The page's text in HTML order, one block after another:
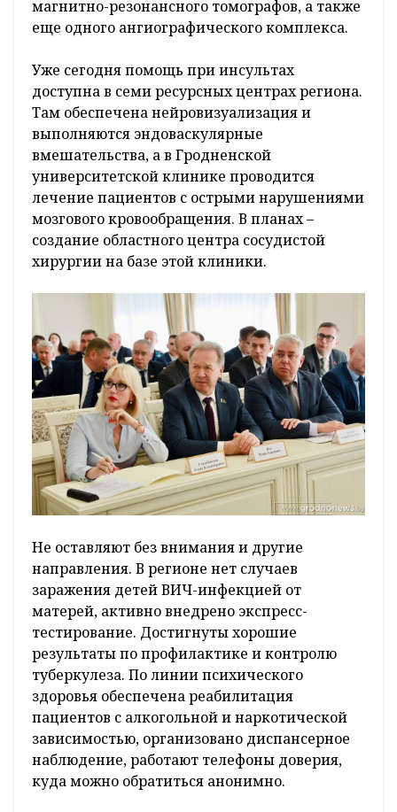
магнитно-резонансного томографов, а также
еще одного ангиографического комплекса.
Уже сегодня помощь при инсультах
доступна в семи ресурсных центрах региона.
Там обеспечена нейровизуализация и
выполняются эндоваскулярные
вмешательства, а в Гродненской
университетской клинике проводится
лечение пациентов с острыми нарушениями
мозгового кровообращения. В планах –
создание областного центра сосудистой
хирургии на базе этой клиники.
Не оставляют без внимания и другие
направления. В регионе нет случаев
заражения детей ВИЧ-инфекцией от
матерей, активно внедрено экспресс-
тестирование. Достигнуты хорошие
результаты по профилактике и контролю
туберкулеза. По линии психического
здоровья обеспечена реабилитация
пациентов с алкогольной и наркотической
зависимостью, организовано диспансерное
наблюдение, работают телефоны доверия,
куда можно обратиться анонимно.